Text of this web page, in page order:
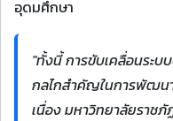
อุดมศึกษา
"ทั้งนี้ การขับเคลื่อนระ
กลไกสำคัญในการพัฒน
เนื่อง มหาวิทยาลัยราช